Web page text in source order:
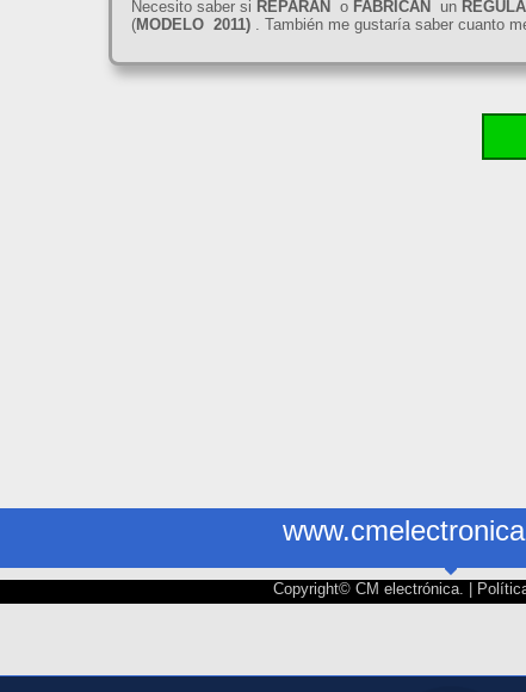
Necesito saber si REPARAN o FABRICAN un
(MODELO 2011). También me gustaría saber cuanto
Copyright© CM electrónica. |